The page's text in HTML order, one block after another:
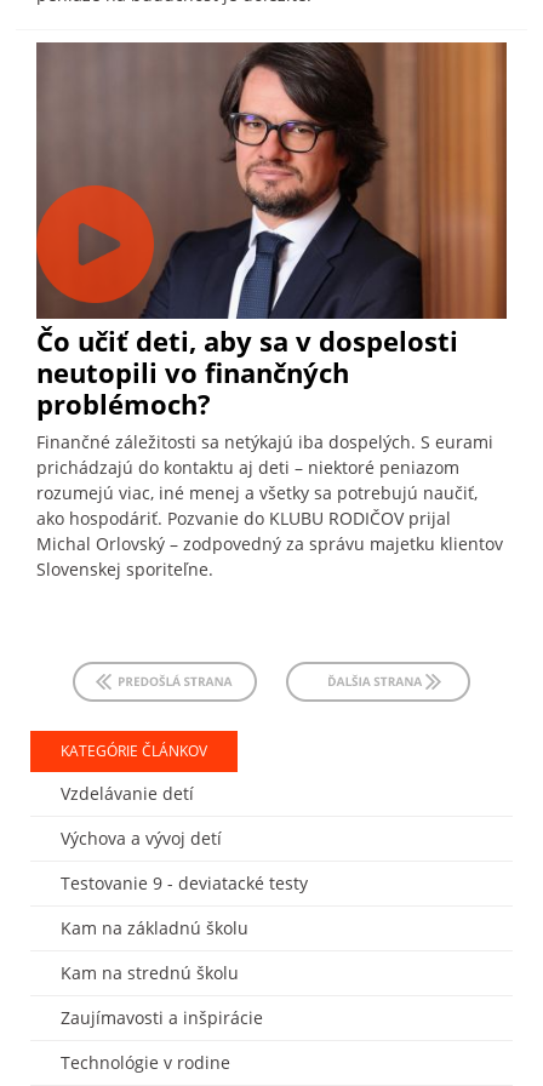
Čo učiť deti, aby sa v dospelosti
neutopili vo finančných
problémoch?
Finančné záležitosti sa netýkajú iba dospelých. S eurami
prichádzajú do kontaktu aj deti – niektoré peniazom
rozumejú viac, iné menej a všetky sa potrebujú naučiť,
ako hospodáriť. Pozvanie do KLUBU RODIČOV prijal
Michal Orlovský – zodpovedný za správu majetku klientov
Slovenskej sporiteľne.
KATEGÓRIE ČLÁNKOV
Vzdelávanie detí
Výchova a vývoj detí
Testovanie 9 - deviatacké testy
Kam na základnú školu
Kam na strednú školu
Zaujímavosti a inšpirácie
Technológie v rodine